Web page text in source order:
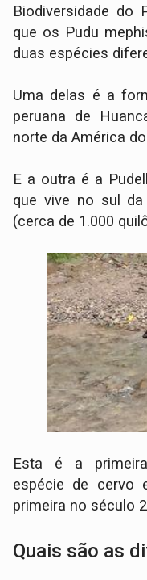
Biodiversidade do
que os Pudu
duas espécies
Uma delas é a
peruana de
norte da América
E a outra é a
que vive no sul da
(cerca de 1.000
Esta é a
espécie de cervo
primeira no século
Quais são as